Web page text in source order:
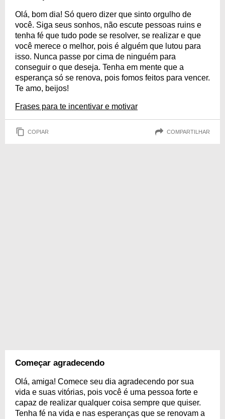
Olá, bom dia! Só quero dizer que sinto orgulho de
você. Siga seus sonhos, não escute pessoas ruins e
tenha fé que tudo pode se resolver, se realizar e que
você merece o melhor, pois é alguém que lutou para
isso. Nunca passe por cima de ninguém para
conseguir o que deseja. Tenha em mente que a
esperança só se renova, pois fomos feitos para vencer.
Te amo, beijos!
Frases para te incentivar e motivar
COPIAR COMPARTILHAR
Começar agradecendo
Olá, amiga! Comece seu dia agradecendo por sua
vida e suas vitórias, pois você é uma pessoa forte e
capaz de realizar qualquer coisa sempre que quiser.
Tenha fé na vida e nas esperanças que se renovam a